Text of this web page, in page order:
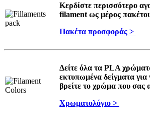
Κερδίστε περισσότερο
filament ως μέρος
Πακέτα προσφοράς >
Δείτε όλα τα PLA
εκτυπωμένα δείγματα για
βρείτε το χρώμα που σας
Χρωματολόγιο >